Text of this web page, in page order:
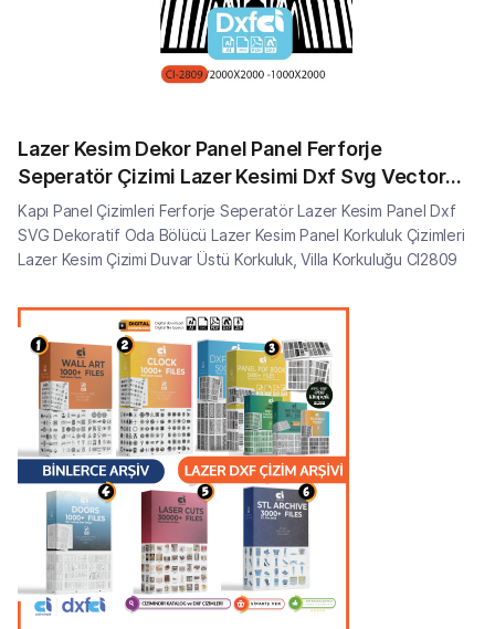
Lazer Kesim Dekor Panel Panel Ferforje
Seperatör Çizimi Lazer Kesimi Dxf Svg Vector
CI2809
Kapı Panel Çizimleri Ferforje Seperatör Lazer Kesim Panel Dxf
SVG Dekoratif Oda Bölücü Lazer Kesim Panel Korkuluk Çizimleri
Lazer Kesim Çizimi Duvar Üstü Korkuluk, Villa Korkuluğu CI2809